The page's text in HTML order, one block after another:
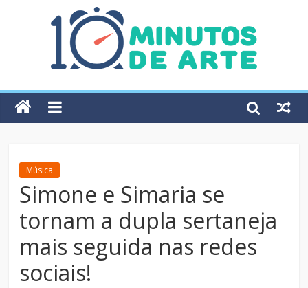
Música
Simone e Simaria se
tornam a dupla sertaneja
mais seguida nas redes
sociais!